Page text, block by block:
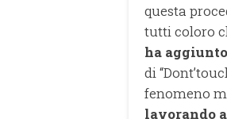
questa
tutti coloro
ha aggiunto
di
fenomeno
lavorando